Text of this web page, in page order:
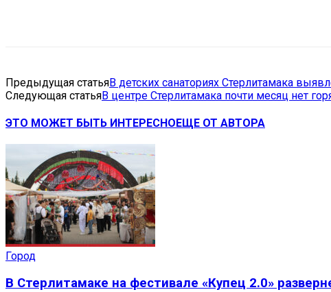
Предыдущая статьяВ детских санаториях Стерлитамака
Следующая статьяВ центре Стерлитамака почти месяц нет
ЭТО МОЖЕТ БЫТЬ ИНТЕРЕСНОЕЩЕ ОТ АВТОРА
Город
В Стерлитамаке на фестивале «Купец 2.0»